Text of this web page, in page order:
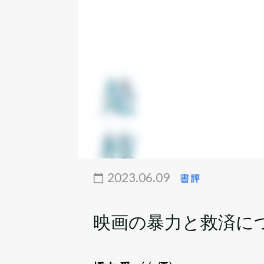
2023.06.09 書評
映画の暴力と救済に